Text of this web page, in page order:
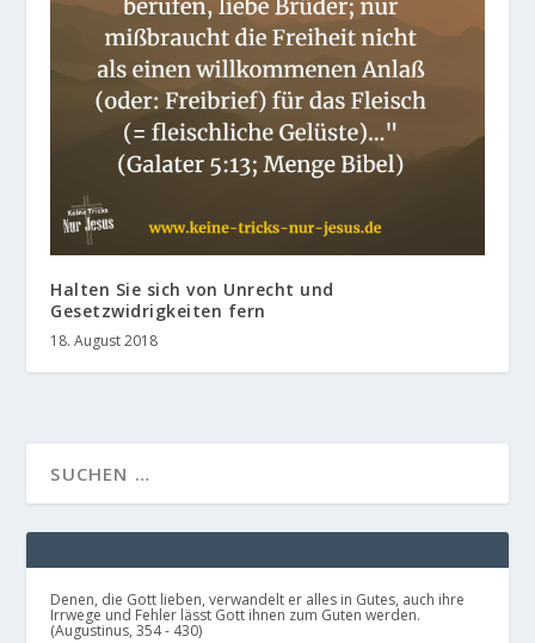
Halten Sie sich von Unrecht und
Gesetzwidrigkeiten fern
18. August 2018
Denen, die Gott lieben, verwandelt er alles in Gutes, auch ihre
Irrwege und Fehler lässt Gott ihnen zum Guten werden.
(Augustinus, 354 - 430)